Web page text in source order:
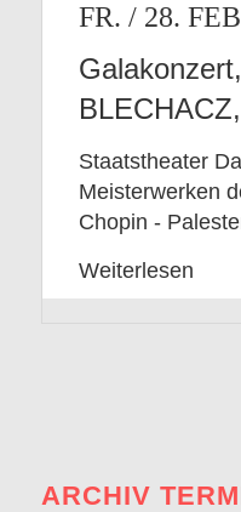
FR. / 28.
Staatstheater
Meisterwerken
Chopin -
Weiterlesen
ARCHIV